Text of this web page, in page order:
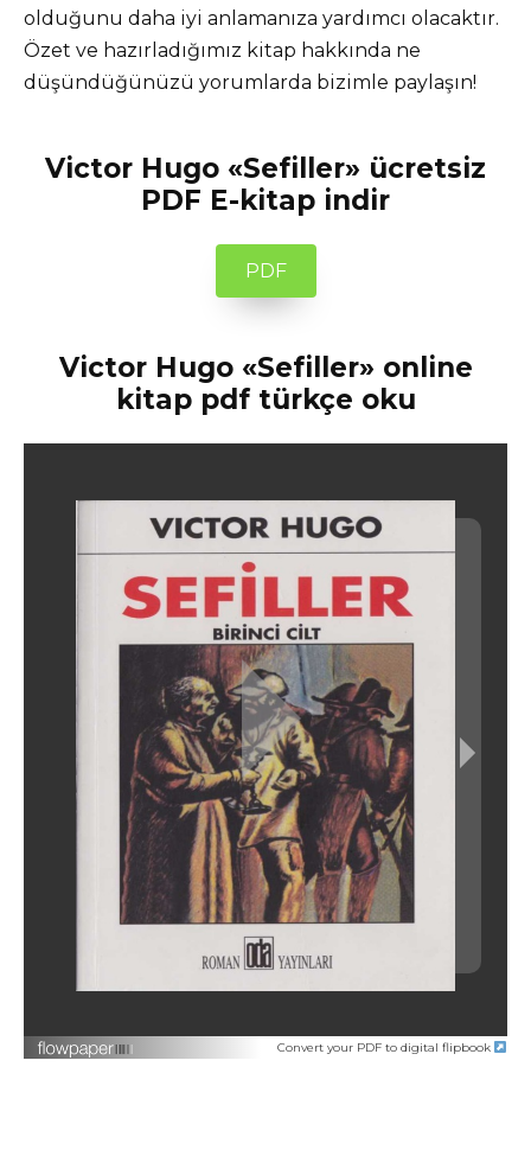
olduğunu daha iyi anlamanıza yardımcı olacaktır.
Özet ve hazırladığımız kitap hakkında ne
düşündüğünüzü yorumlarda bizimle paylaşın!
Victor Hugo «Sefiller» ücretsiz
PDF E-kitap indir
PDF
Victor Hugo «Sefiller» online
kitap pdf türkçe oku
Convert your PDF to digital flipbook